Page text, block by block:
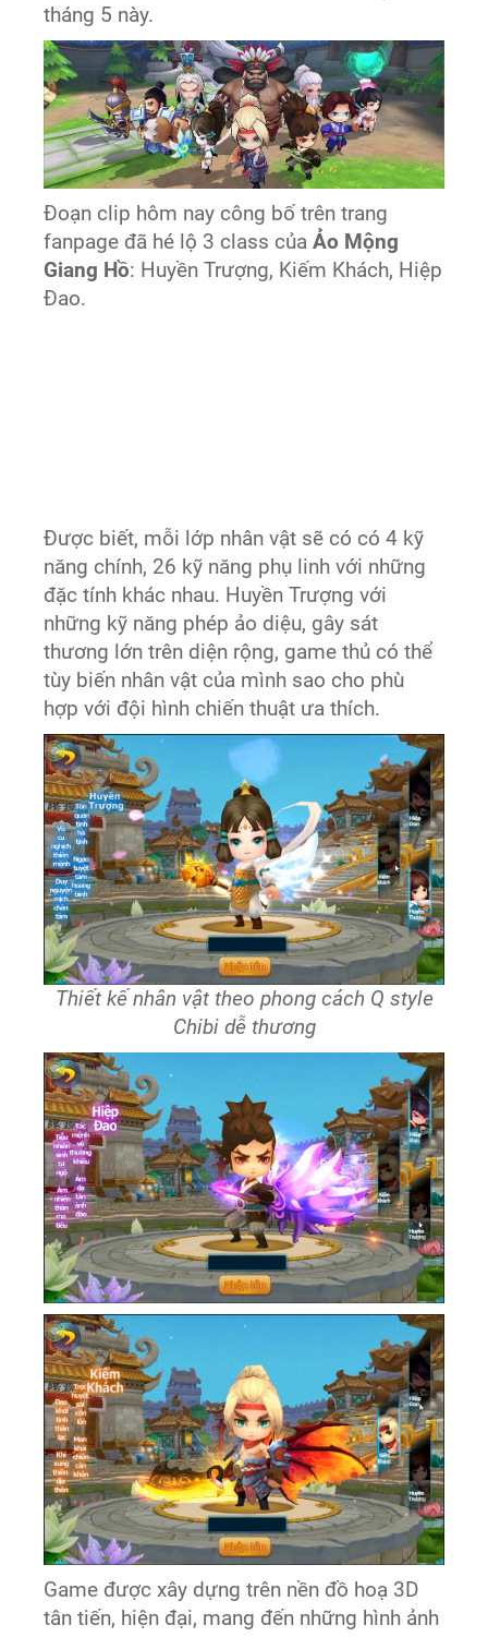
tháng 5 này.
Đoạn clip hôm nay công bố trên trang
fanpage đã hé lộ 3 class củaẢo Mộng
Giang Hồ: Huyền Trượng, Kiếm Khách, Hiệp
Đao.
Được biết, mỗi lớp nhân vật sẽ có có 4 kỹ
năng chính, 26 kỹ năng phụ linh với những
đặc tính khác nhau. Huyền Trượng với
những kỹ năng phép ảo diệu, gây sát
thương lớn trên diện rộng, game thủ có thể
tùy biến nhân vật của mình sao cho phù
hợp với đội hình chiến thuật ưa thích.
Thiết kế nhân vật theo phong cách Q style
Chibi dễ thương
Game được xây dựng trên nền đồ hoạ 3D
tân tiến, hiện đại, mang đến những hình ảnh